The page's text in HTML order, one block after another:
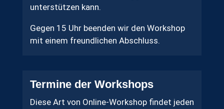
unterstützen kann.
Gegen 15 Uhr beenden wir den Workshop
mit einem freundlichen Abschluss.
Termine der Workshops
Diese Art von Online-Workshop findet jeden